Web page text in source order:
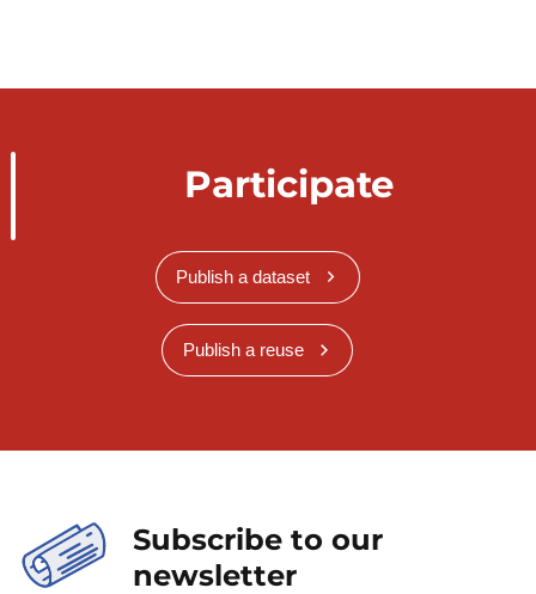
Participate
Publish a dataset
Publish a reuse
Subscribe to our
newsletter